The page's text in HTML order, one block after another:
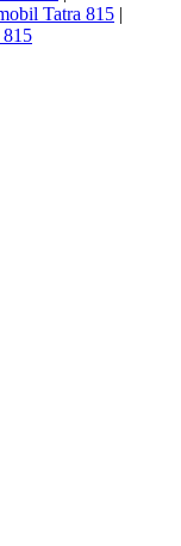
Tatra 815 |
815